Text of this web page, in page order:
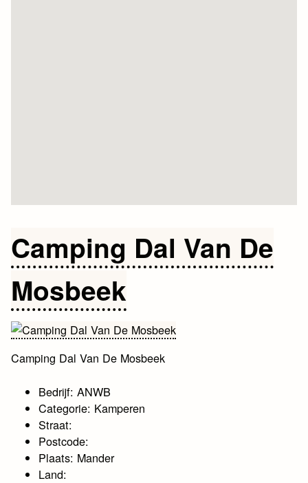
Camping Dal Van De
Mosbeek
Camping Dal Van De Mosbeek
Bedrijf: ANWB
Categorie: Kamperen
Straat:
Postcode:
Plaats: Mander
Land: